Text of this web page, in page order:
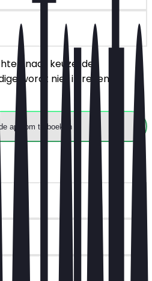
naar keuze, de
wordt niet in rekening
app om te boeken